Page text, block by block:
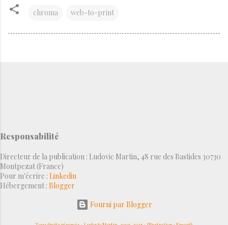
chroma web-to-print
Responsabilité
Directeur de la publication : Ludovic Martin, 48 rue des Bastides 30730
Montpezat (France)
Pour m'écrire : Linkedin
Hébergement : Blogger
Fourni par Blogger